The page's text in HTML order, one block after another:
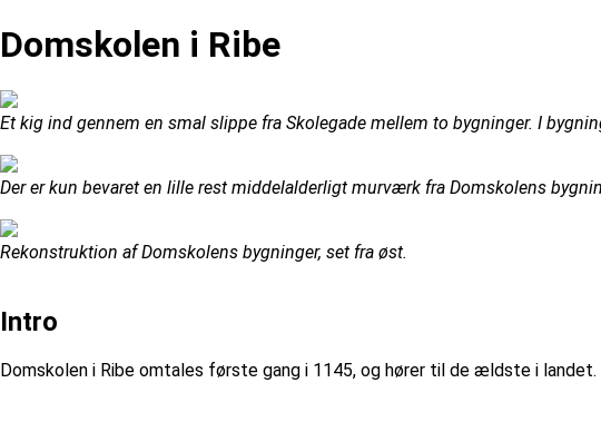
Domskolen i Ribe
Et kig ind gennem en smal slippe fra Skolegade mellem to bygninger. I
Der er kun bevaret en lille rest middelalderligt murværk fra Domskolens
Rekonstruktion af Domskolens bygninger, set fra øst.
Intro
Domskolen i Ribe omtales første gang i 1145, og hører til de ældste i